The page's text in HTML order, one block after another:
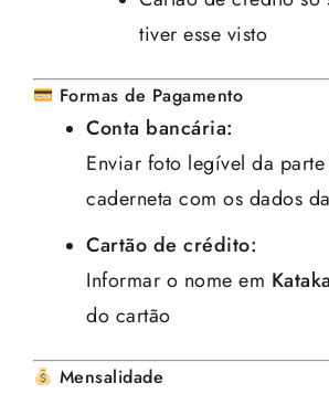
tiver esse visto
Formas de Pagamento
Conta bancária:
Enviar foto legível da
caderneta com os dados
Cartão de crédito:
Informar o nome em
do cartão
Mensalidade